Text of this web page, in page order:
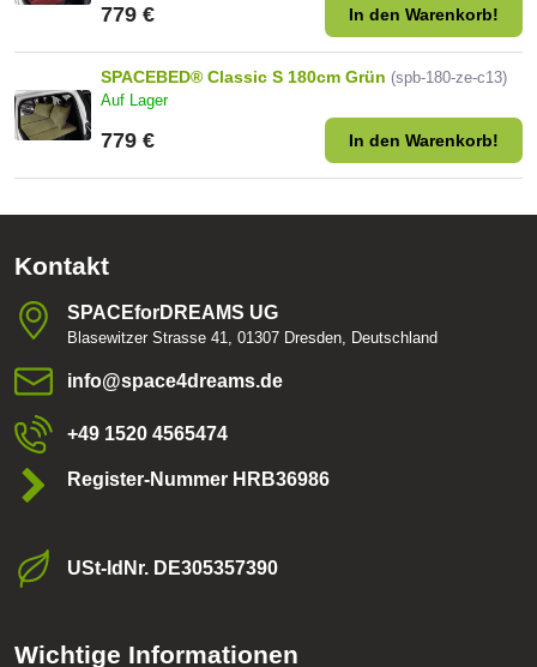
779 € In den Warenkorb!
SPACEBED® Classic S 180cm Grün (spb-180-ze-c13)
Auf Lager
779 € In den Warenkorb!
Kontakt
SPACEforDREAMS UG
Blasewitzer Strasse 41, 01307 Dresden, Deutschland
info​@space4dreams​.de
+49 1520 4565474
Register-Nummer HRB36986
USt-ldNr​. DE305357390
Wichtige Informationen